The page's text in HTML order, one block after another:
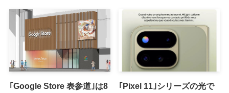
｢Google Store 表参道｣は8 ｢Pixel 11｣シリーズの光で